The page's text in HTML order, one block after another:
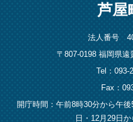
芦屋
法人番号
〒807-0198 福岡県
Tel：093-
Fax：
開庁時間：午前8時30分から午
日・12月29日か